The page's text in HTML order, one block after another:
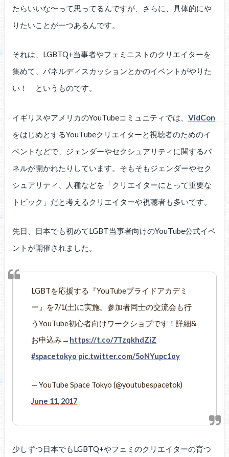
たらいいな〜って思ってるんですが、さらに、具体的にや
りたいことが一つあるんです。
それは、LGBTQ+当事者やフェミニストのクリエイターを
集めて、パネルディスカッションとかのイベントがやりた
い！ というものです。
イギリスやアメリカのYouTubeコミュニティでは、 VidCon
をはじめとするYouTubeクリエイターと視聴者のためのイ
ベントなどで、ジェンダーやセクシュアリティに関するパ
ネルが開かれたりしています。そもそもジェンダーやセク
シュアリティ、人種などを「クリエイターにとって重要な
トピック」だと考えるクリエイターや視聴者も多いです。
先日、日本でも初めてLGBT当事者向けのYouTube公式イベ
ントが開催されました。
LGBTを応援する『YouTubeプライドアカデミ
ー』を7/1(土)に実施。参加者同士の交流会も行
うYouTube初心者向けワークショプです！詳細&
お申込み→ https://t.co/7TzqkhdZiZ
#spacetokyo pic.twitter.com/5oNYupc1oy
— YouTube Space Tokyo (@youtubespacetok)
June 11, 2017
少しずつ日本でもLGBTQ+やフェミのクリエイターの育つ